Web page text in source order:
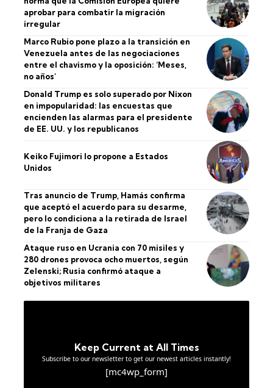
aprobar para combatir la migración
irregular
Marco Rubio pone plazo a la transición en
Venezuela antes de las negociaciones
entre el chavismo y la oposición: ‘Meses,
no años’
Donald Trump es solo superado por Nixon
en impopularidad: las encuestas que
encienden las alarmas para el presidente
de EE. UU. y los republicanos
Keiko Fujimori lo propone a Estados
Unidos
Tras anuncio de Trump, Hamás confirma
que aceptó el acuerdo para su desarme,
pero lo condiciona a la retirada de Israel
de la Franja de Gaza
Ataque ruso en Ucrania con 70 misiles y
280 drones provoca ocho muertos, según
Zelenski; Rusia confirmó ataque a
objetivos militares
Keep Current at All Times
Subscribe to our newsletter to get our newest articles instantly!
[mc4wp_form]